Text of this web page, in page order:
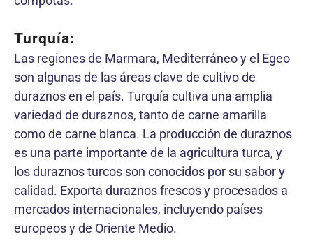
Turquía:
Las regiones de Marmara, Mediterráneo y el Egeo
son algunas de las áreas clave de cultivo de
duraznos en el país. Turquía cultiva una amplia
variedad de duraznos, tanto de carne amarilla
como de carne blanca. La producción de duraznos
es una parte importante de la agricultura turca, y
los duraznos turcos son conocidos por su sabor y
calidad. Exporta duraznos frescos y procesados a
mercados internacionales, incluyendo países
europeos y de Oriente Medio.